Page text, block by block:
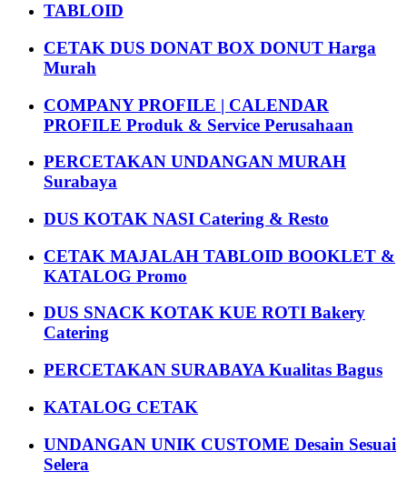
TABLOID
CETAK DUS DONAT BOX DONUT Harga
Murah
COMPANY PROFILE | CALENDAR
PROFILE Produk & Service Perusahaan
PERCETAKAN UNDANGAN MURAH
Surabaya
DUS KOTAK NASI Catering & Resto
CETAK MAJALAH TABLOID BOOKLET &
KATALOG Promo
DUS SNACK KOTAK KUE ROTI Bakery
Catering
PERCETAKAN SURABAYA Kualitas Bagus
KATALOG CETAK
UNDANGAN UNIK CUSTOME Desain Sesuai
Selera